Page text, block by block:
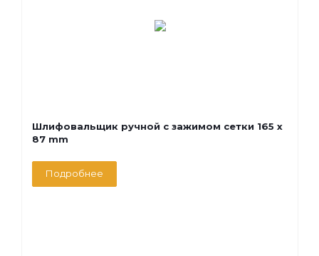
Шлифовальщик ручной с зажимом сетки 165 x
87 mm
Подробнее